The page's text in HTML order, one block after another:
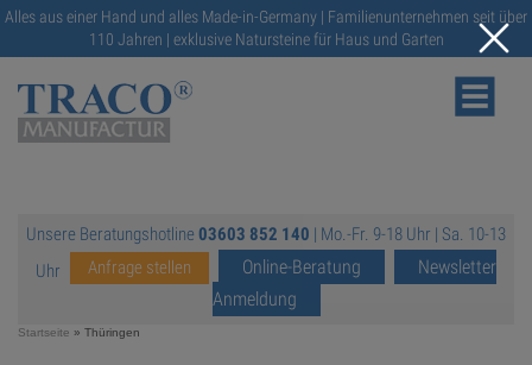
Alles aus einer Hand und alles Made-in-Germany | Familienunternehmen seit über
110 Jahren | exklusive Natursteine für Haus und Garten
NATURSTEINE
Unsere Beratungshotline 03603 852 140 | Mo.-Fr. 9-18 Uhr | Sa. 10-13
Uhr
Anfrage stellen Online-Beratung
Newsletter
Anmeldung
Startseite » Thüringen